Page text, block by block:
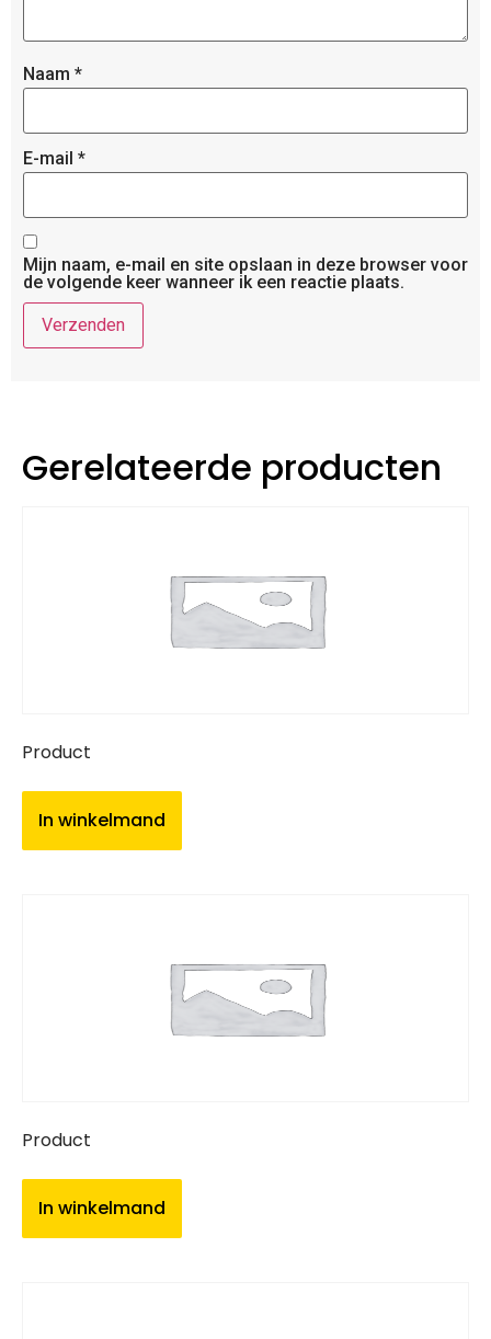
Naam *
E-mail *
Mijn naam, e-mail en site opslaan in deze browser voor
de volgende keer wanneer ik een reactie plaats.
Gerelateerde producten
Product
In winkelmand
Product
In winkelmand